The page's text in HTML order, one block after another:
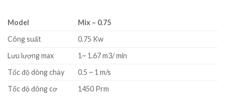
Model
Mix – 0.75
Công suất
0.75 Kw
Lưu lượng max
1~ 1.67 m3/ min
Tốc độ dòng chảy
0.5 ~ 1 m/s
Tốc độ đông cơ
1450 Prm